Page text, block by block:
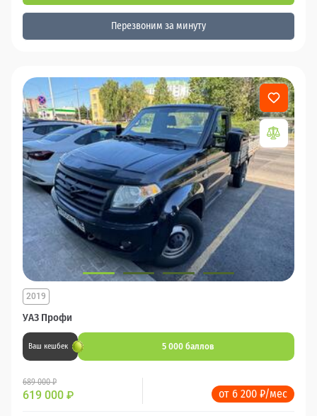
Перезвоним за минуту
УАЗ Профи
2019
Ваш кешбек 5 000 баллов
689 000 ₽
619 000 ₽ от 6 200 ₽/мес